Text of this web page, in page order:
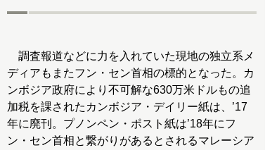
調査報道などに力を入れていた現地の独立系メ
ディアもまたフン・セン首相の標的となった。カ
ンボジア政府により不可解な630万米ドルもの追
加税を課されたカンボジア・デイリー紙は、’17
年に廃刊。プノンペン・ポスト紙は’18年にフ
ン・セン首相と繋がりがあるとされるマレーシア